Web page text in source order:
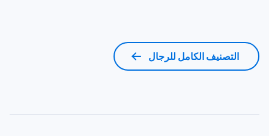
التصنيف الكامل للرجال